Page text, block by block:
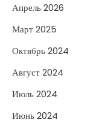
Апрель 2026
Март 2025
Октябрь 2024
Август 2024
Июль 2024
Июнь 2024